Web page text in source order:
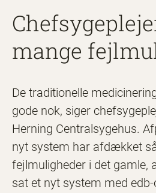
mange
De traditionelle
gode nok, siger
Herning Centralsygehus.
nyt system har afdækket
fejlmuligheder i det gamle,
sat et nyt system med